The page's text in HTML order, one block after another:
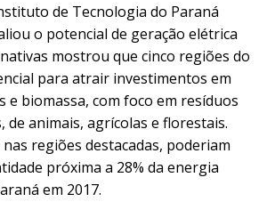
de Tecnologia do Paraná
o potencial de geração elétrica
mostrou que cinco regiões do
para atrair investimentos em
e biomassa, com foco em resíduos
de animais, agrícolas e florestais.
regiões destacadas, poderiam
próxima a 28% da energia
em 2017.